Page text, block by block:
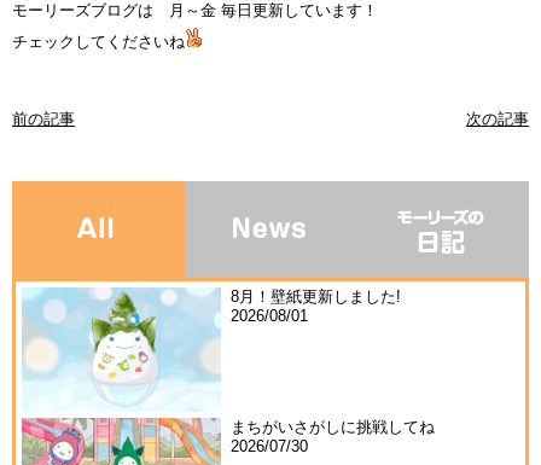
モーリーズブログは 月～金 毎日更新しています！
チェックしてくださいね
前の記事 次の記事
8月！壁紙更新しました!
2026/08/01
まちがいさがしに挑戦してね
2026/07/30